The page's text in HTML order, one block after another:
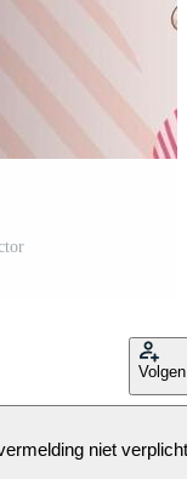
Volgen
niet verplicht